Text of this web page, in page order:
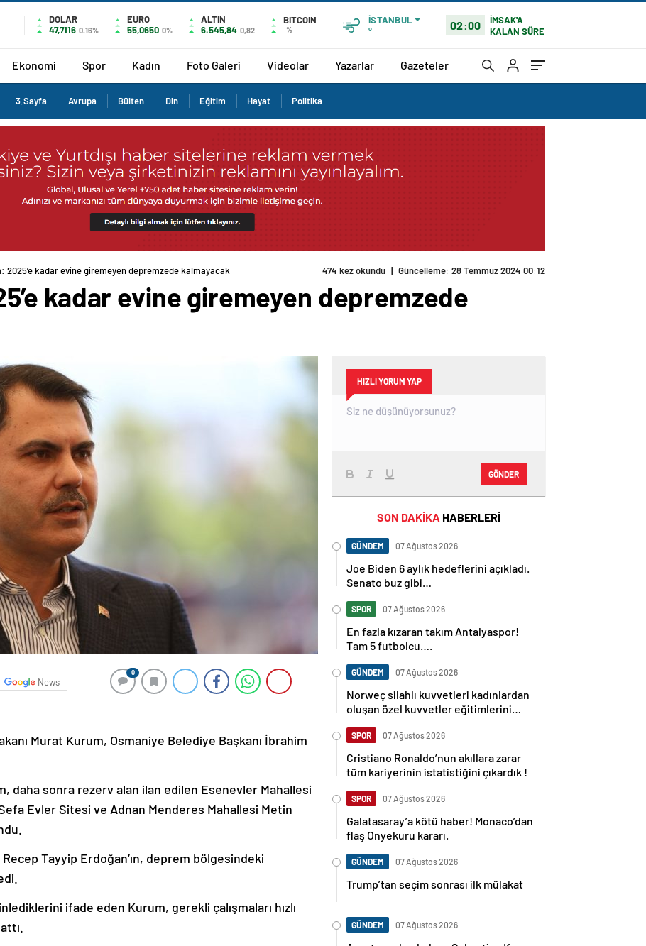
DOLAR
47,7116 0.16%
EURO
55,0650 0%
ALTIN
6.545,84 0,82
BITCOIN
%
İSTANBUL
°
02:00
İMSAK'A
KALAN SÜRE
Ekonomi Spor Kadın Foto Galeri Videolar Yazarlar Gazeteler
3.Sayfa Avrupa Bülten Din Eğitim Hayat Politika
2025’e kadar evine giremeyen depremzede kalmayacak 474 kez okundu | Güncelleme: 28 Temmuz 2024 00:12
kadar evine giremeyen depremzede
News
0
Murat Kurum, Osmaniye Belediye Başkanı İbrahim
daha sonra rezerv alan ilan edilen Esenevler Mahallesi
Evler Sitesi ve Adnan Menderes Mahallesi Metin
Tayyip Erdoğan’ın, deprem bölgesindeki
ifade eden Kurum, gerekli çalışmaları hızlı
HIZLI YORUM YAP
GÖNDER
SON DAKİKA HABERLERİ
GÜNDEM 07 Ağustos 2026
Joe Biden 6 aylık hedeflerini açıkladı.
Senato buz gibi…
SPOR 07 Ağustos 2026
En fazla kızaran takım Antalyaspor!
Tam 5 futbolcu….
GÜNDEM 07 Ağustos 2026
Norweç silahlı kuvvetleri kadınlardan
oluşan özel kuvvetler eğitimlerini
SPOR 07 Ağustos 2026
Cristiano Ronaldo’nun akıllara zarar
tüm kariyerinin istatistiğini çıkardık !
SPOR 07 Ağustos 2026
Galatasaray’a kötü haber! Monaco’dan
flaş Onyekuru kararı.
GÜNDEM 07 Ağustos 2026
Trump’tan seçim sonrası ilk mülakat
GÜNDEM 07 Ağustos 2026